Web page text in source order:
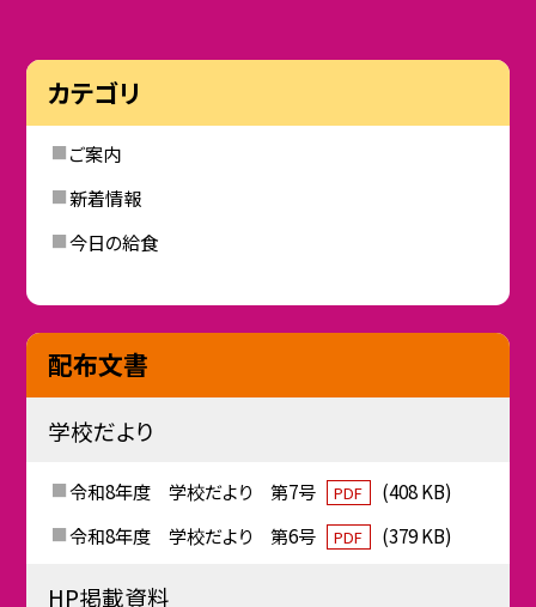
カテゴリ
ご案内
新着情報
今日の給食
配布文書
学校だより
令和8年度 学校だより 第7号 PDF
(408 KB)
令和8年度 学校だより 第6号
PDF (379 KB)
HP掲載資料